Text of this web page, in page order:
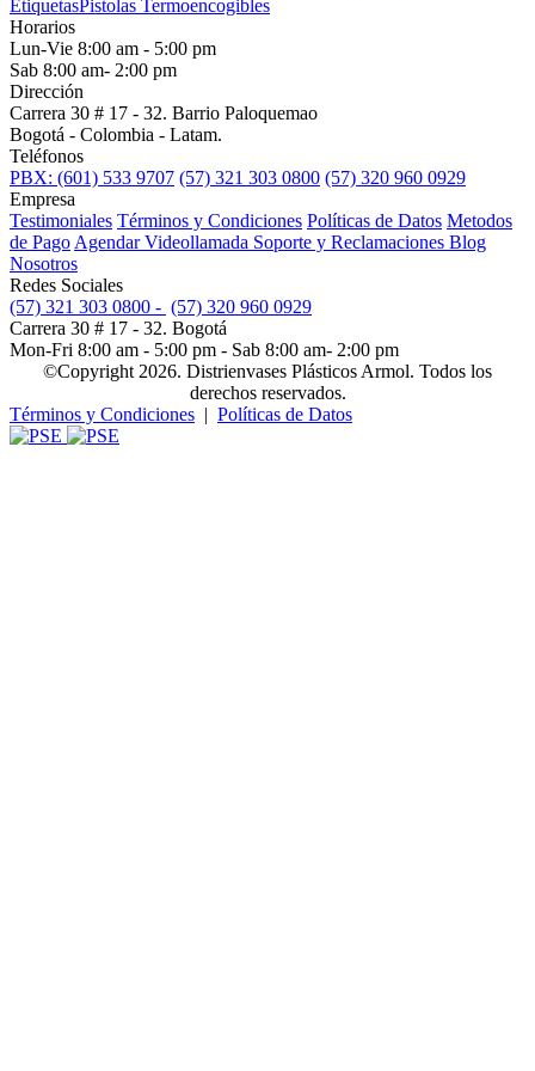
EtiquetasPistolas Termoencogibles
Horarios
Lun-Vie 8:00 am - 5:00 pm
Sab 8:00 am- 2:00 pm
Dirección
Carrera 30 # 17 - 32. Barrio Paloquemao
Bogotá - Colombia - Latam.
Teléfonos
PBX: (601) 533 9707 (57) 321 303 0800 (57) 320 960 0929
Empresa
Testimoniales Términos y Condiciones Políticas de Datos Metodos
de Pago Agendar Videollamada Soporte y Reclamaciones Blog
Nosotros
Redes Sociales
(57) 321 303 0800 - (57) 320 960 0929
Carrera 30 # 17 - 32. Bogotá
Mon-Fri 8:00 am - 5:00 pm - Sab 8:00 am- 2:00 pm
©Copyright 2026. Distrienvases Plásticos Armol. Todos los
derechos reservados.
Términos y Condiciones | Políticas de Datos